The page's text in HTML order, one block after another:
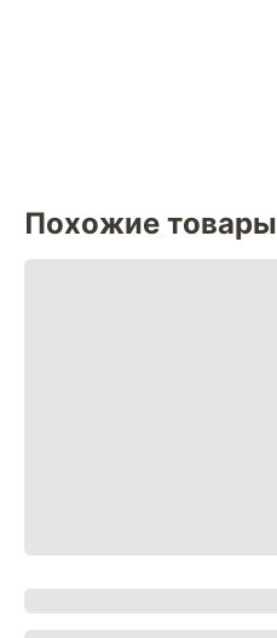
Похожие товары